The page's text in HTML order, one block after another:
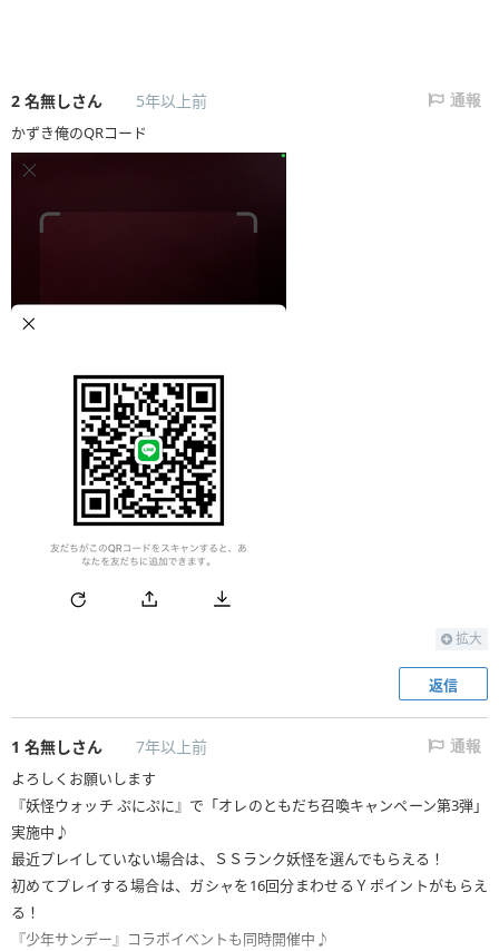
2 名無しさん 5年以上前 通報
かずき俺のQRコード
拡大
返信
1 名無しさん 7年以上前 通報
よろしくお願いします
『妖怪ウォッチ ぷにぷに』で「オレのともだち召喚キャンペーン第3弾」
実施中♪
最近プレイしていない場合は、ＳＳランク妖怪を選んでもらえる！
初めてプレイする場合は、ガシャを16回分まわせるＹポイントがもらえ
る！
『少年サンデー』コラボイベントも同時開催中♪